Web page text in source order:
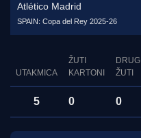
Atlético Madrid
SPAIN: Copa del Rey 2025-26
UTAKMICA
ŽUTI
KARTONI
DRUGI
ŽUTI
5 0 0